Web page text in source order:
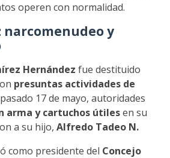
operen con normalidad.
narcomenudeo y
Hernández fue destituido
presuntas actividades de
17 de mayo, autoridades
arma y cartuchos útilesen su
a su hijo, Alfredo Tadeo N.
como presidente del Concejo